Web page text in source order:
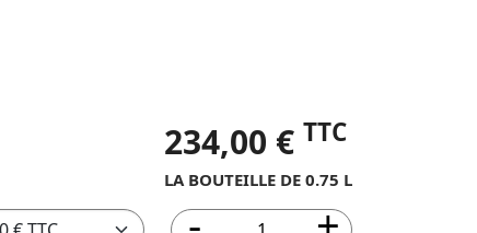
234,00 € TTC
LA BOUTEILLE DE 0.75 L